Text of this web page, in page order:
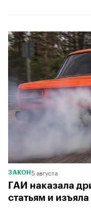
ЗАКОН 5 августа
ГАИ наказала
статьям и